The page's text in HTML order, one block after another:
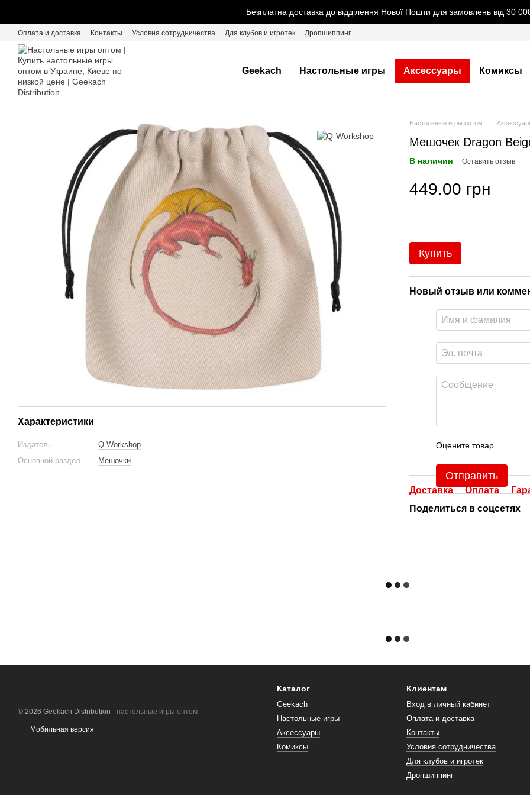
Безплатна доставка до відділення Нової Пошти для замовлень від 30
Оплата и доставка Контакты Условия сотрудничества Для клубов и игротек Дропшиппинг
Geekach Настольные игры Аксессуары Комиксы
Характеристики
Издатель
Q-Workshop
Основной раздел
Мешочки
Настольные игры оптом
Мешочек Dragon
В наличии Оставить отзыв
449.00 грн
Купить
Новый отзыв или
Оцените товар
Отправить
Доставка Оплата
Поделиться в соцсетях
© 2026 Geekach Distribution - настольные игры оптом
Мобильная версия
Каталог
Geekach
Настольные игры
Аксессуары
Комиксы
Клиентам
Вход в личный кабинет
Оплата и доставка
Контакты
Условия сотрудничества
Для клубов и игротек
Дропшиппинг